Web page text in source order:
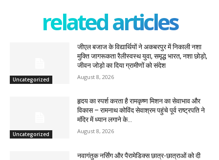
related articles
Uncategorized
जीएल बजाज के विद्यार्थियों ने अकबरपुर में निकाली नशा
मुक्ति जागरूकता रैलीस्वस्थ युवा, समृद्ध भारत, नशा छोड़ो,
जीवन जोड़ो का दिया ग्रामीणों को संदेश
August 8, 2026
Uncategorized
हृदय का स्पर्श करता है रामकृष्ण मिशन का सेवाभाव और
विकास – रामनाथ कोविंद सेवाश्रम पहुंचे पूर्व राष्ट्रपति ने
मंदिर में ध्यान लगाने के...
August 8, 2026
नवागंतुक नर्सिंग और पैरामेडिक्स छात्र-छात्राओं को दी